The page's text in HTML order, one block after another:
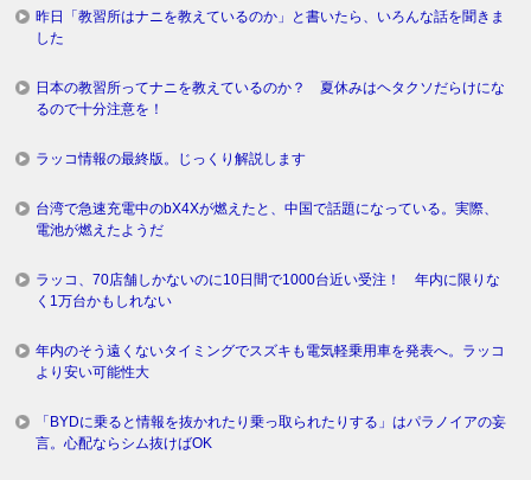
昨日「教習所はナニを教えているのか」と書いたら、いろんな話を聞きま
した
日本の教習所ってナニを教えているのか？ 夏休みはヘタクソだらけにな
るので十分注意を！
ラッコ情報の最終版。じっくり解説します
台湾で急速充電中のbX4Xが燃えたと、中国で話題になっている。実際、
電池が燃えたようだ
ラッコ、70店舗しかないのに10日間で1000台近い受注！ 年内に限りな
く1万台かもしれない
年内のそう遠くないタイミングでスズキも電気軽乗用車を発表へ。ラッコ
より安い可能性大
「BYDに乗ると情報を抜かれたり乗っ取られたりする」はパラノイアの妄
言。心配ならシム抜けばOK